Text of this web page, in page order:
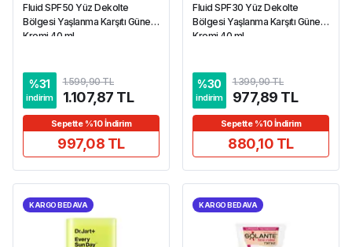
Fluid SPF50 Yüz Dekolte
Bölgesi Yaşlanma Karşıtı Güneş
Kremi 40 ml
%31
indirim
1.599,90 TL
1.107,87 TL
Sepette %10 İndirim
997,08 TL
Fluid SPF30 Yüz Dekolte
Bölgesi Yaşlanma Karşıtı Güneş
Kremi 40 ml
%30
indirim
1.399,90 TL
977,89 TL
Sepette %10 İndirim
880,10 TL
KARGO BEDAVA KARGO BEDAVA